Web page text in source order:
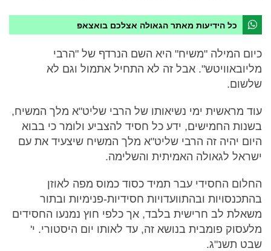
כל הידיעות מאתר הגאולה אצלכם בואצאפ
כיום המילה "משיח" היא השם הנרדף של "הרבי
מליובאוויטש". אבל זה לא התחיל אתמול וגם לא
שלשום.
עוד מראשית ימי נשיאותו של הרבי שליט"א מלך המשיח,
בשנות החמישים, ידע כל חסיד להצביע ולומר כי בבוא
היום יהיה זה הרבי שליט"א מלך המשיח שיצעיד את עם
ישראל לגאולה האמיתית והשלימה.
החלום החסידי עבר תמיד כסוד כמוס מפה לאוזן
בהתכנסויות ובהתוועדויות חסידיות-פנימיות ובתור
משאלת לב חרישית בלבד, אך כלפי חוץ נמנעו החסידים
מלעסוק פומבית בנושא זה, עד לאותו יום היסטורי. י'
שבט תשנ"ג.